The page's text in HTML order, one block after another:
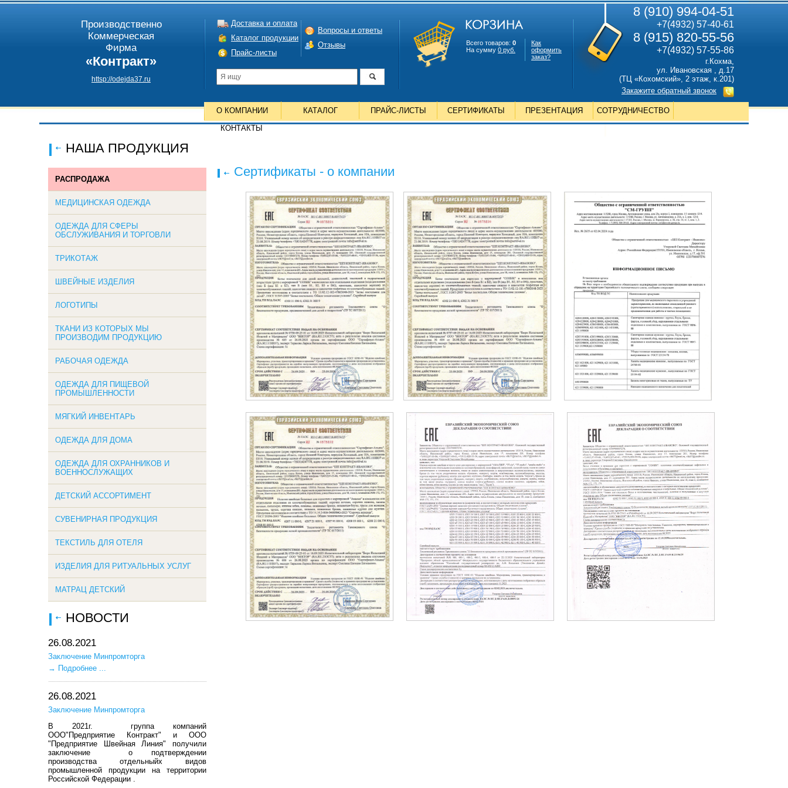
Производственно
Коммерческая
Фирма
«Контракт»
httsp://odejda37.ru
Доставка и оплата
Каталог продукции
Прайс-листы
Вопросы и ответы
Отзывы
Всего товаров: 0
На сумму 0 руб.
Как
оформить
заказ?
8 (910) 994-04-51
+7(4932) 57-40-61
8 (915) 820-55-56
+7(4932) 57-55-86
г.Кохма,
ул. Ивановская , д.17
(ТЦ «Кохомский», 2 этаж, к.201)
Закажите обратный звонок
О КОМПАНИИ КАТАЛОГ ПРАЙС-ЛИСТЫ СЕРТИФИКАТЫ ПРЕЗЕНТАЦИЯ
СОТРУДНИЧЕСТВО
КОНТАКТЫ
НАША ПРОДУКЦИЯ
РАСПРОДАЖА
МЕДИЦИНСКАЯ ОДЕЖДА
ОДЕЖДА ДЛЯ СФЕРЫ
ОБСЛУЖИВАНИЯ И ТОРГОВЛИ
ТРИКОТАЖ
ШВЕЙНЫЕ ИЗДЕЛИЯ
ЛОГОТИПЫ
ТКАНИ ИЗ КОТОРЫХ МЫ
ПРОИЗВОДИМ ПРОДУКЦИЮ
РАБОЧАЯ ОДЕЖДА
ОДЕЖДА ДЛЯ ПИЩЕВОЙ
ПРОМЫШЛЕННОСТИ
МЯГКИЙ ИНВЕНТАРЬ
ОДЕЖДА ДЛЯ ДОМА
ОДЕЖДА ДЛЯ ОХРАННИКОВ И
ВОЕННОСЛУЖАЩИХ
ДЕТСКИЙ АССОРТИМЕНТ
СУВЕНИРНАЯ ПРОДУКЦИЯ
ТЕКСТИЛЬ ДЛЯ ОТЕЛЯ
ИЗДЕЛИЯ ДЛЯ РИТУАЛЬНЫХ УСЛУГ
МАТРАЦ ДЕТСКИЙ
НОВОСТИ
26.08.2021
Заключение Минпромторга
→ Подробнее ...
26.08.2021
Заключение Минпромторга
В 2021г. группа компаний
ООО"Предприятие Контракт" и ООО
"Предприятие Швейная Линия" получили
заключение о подтверждении
производства отдельныйх видов
промышленной продукции на территории
Российской Федерации .
Сертификаты - о компании